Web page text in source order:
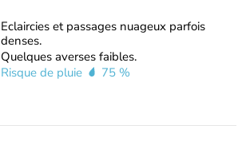
Eclaircies et passages nuageux parfois
denses.
Quelques averses faibles.
Risque de pluie
75 %